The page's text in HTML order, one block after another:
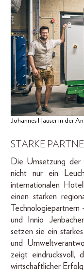
Johannes Hauser in der
STARKE
Die Umsetzung der
nicht nur ein
internationalen
einen starken
und Innio
setzen sie ein
und
zeigt eindrucksvoll,
wirtschaftlicher